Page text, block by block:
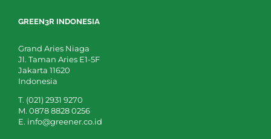
GREEN3R INDONESIA
Grand Aries Niaga
Jl. Taman Aries E1-5F
Jakarta 11620
Indonesia
T. (021) 2931 9270
M. 0878 8828 0256
E. info@greener.co.id